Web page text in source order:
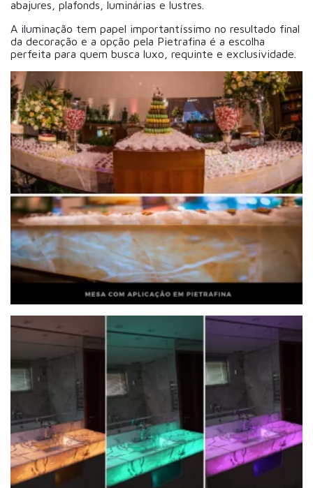
abajures, plafonds, luminárias e lustres.
A iluminação tem papel importantíssimo no resultado final
da decoração e a opção pela Pietrafina é a escolha
perfeita para quem busca luxo, requinte e exclusividade.